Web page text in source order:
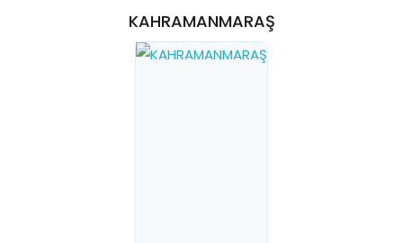
KAHRAMANMARAŞ